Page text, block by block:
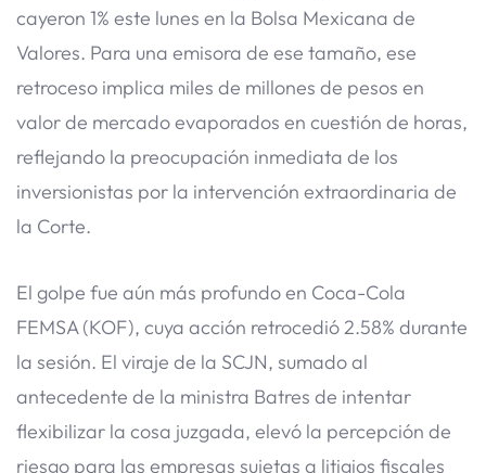
cayeron 1% este lunes en la Bolsa Mexicana de
Valores. Para una emisora de ese tamaño, ese
retroceso implica miles de millones de pesos en
valor de mercado evaporados en cuestión de horas,
reflejando la preocupación inmediata de los
inversionistas por la intervención extraordinaria de
la Corte.
El golpe fue aún más profundo en Coca-Cola
FEMSA (KOF), cuya acción retrocedió 2.58% durante
la sesión. El viraje de la SCJN, sumado al
antecedente de la ministra Batres de intentar
flexibilizar la cosa juzgada, elevó la percepción de
riesgo para las empresas sujetas a litigios fiscales